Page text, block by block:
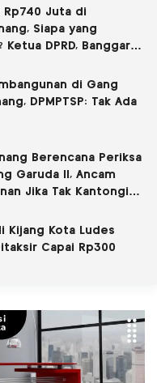
Rp740 Juta di
Siapa yang
DPRD, Banggar
di Gang
DPMPTSP: Tak Ada
Berencana Periksa
Garuda II, Ancam
Jika Tak Kantongi
Kijang Kota Ludes
Capai Rp300